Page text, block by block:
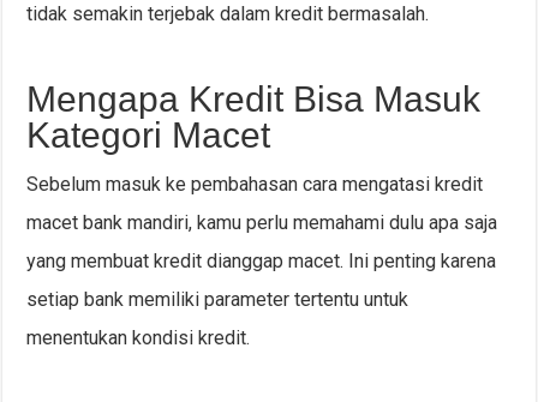
tidak semakin terjebak dalam kredit bermasalah.
Mengapa Kredit Bisa Masuk
Kategori Macet
Sebelum masuk ke pembahasan cara mengatasi kredit
macet bank mandiri, kamu perlu memahami dulu apa saja
yang membuat kredit dianggap macet. Ini penting karena
setiap bank memiliki parameter tertentu untuk
menentukan kondisi kredit.